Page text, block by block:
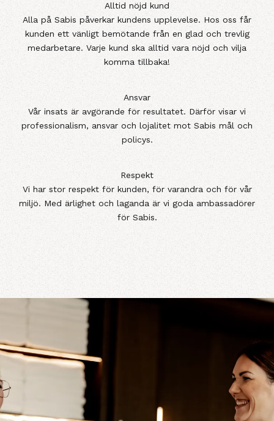
Alltid nöjd kund
Alla på Sabis påverkar kundens upplevelse. Hos oss får
kunden ett vänligt bemötande från en glad och trevlig
medarbetare. Varje kund ska alltid vara nöjd och vilja
komma tillbaka!
Ansvar
Vår insats är avgörande för resultatet. Därför visar vi
professionalism, ansvar och lojalitet mot Sabis mål och
policys.
Respekt
Vi har stor respekt för kunden, för varandra och för vår
miljö. Med ärlighet och laganda är vi goda ambassadörer
för Sabis.